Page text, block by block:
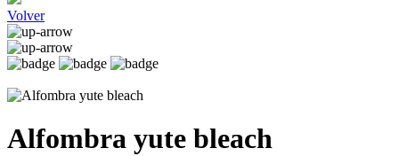
Volver
Alfombra yute bleach